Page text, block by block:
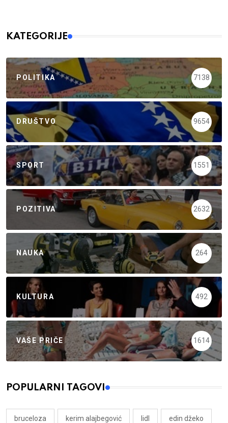
KATEGORIJE
POLITIKA 7138
DRUŠTVO 9654
SPORT 1551
POZITIVA 2632
NAUKA 264
KULTURA 492
VAŠE PRIČE 1614
POPULARNI TAGOVI
bruceloza kerim alajbegović lidl edin džeko